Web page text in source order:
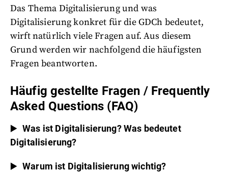
Das Thema Digitalisierung und was
Digitalisierung konkret für die GDCh bedeutet,
wirft natürlich viele Fragen auf. Aus diesem
Grund werden wir nachfolgend die häufigsten
Fragen beantworten.
Häufig gestellte Fragen / Frequently
Asked Questions (FAQ)
Was ist Digitalisierung? Was bedeutet
Digitalisierung?
Warum ist Digitalisierung wichtig?